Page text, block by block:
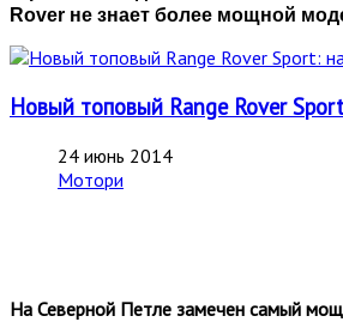
Rover не знает более мощной
Новый топовый Range Rover
24 июнь 2014
Мотори
На Северной Петле замечен самый